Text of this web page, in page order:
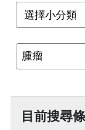
目前搜尋